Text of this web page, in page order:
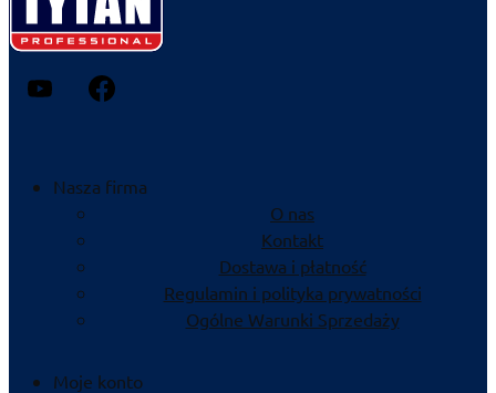
Nasza firma
O nas
Kontakt
Dostawa i płatność
Regulamin i polityka prywatności
Ogólne Warunki Sprzedaży
Moje konto